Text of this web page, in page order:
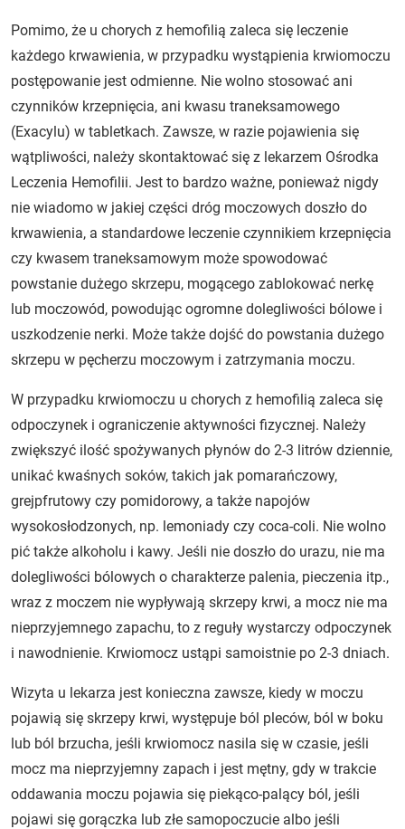
Pomimo, że u chorych z hemofilią zaleca się leczenie
każdego krwawienia, w przypadku wystąpienia krwiomoczu
postępowanie jest odmienne. Nie wolno stosować ani
czynników krzepnięcia, ani kwasu traneksamowego
(Exacylu) w tabletkach. Zawsze, w razie pojawienia się
wątpliwości, należy skontaktować się z lekarzem Ośrodka
Leczenia Hemofilii. Jest to bardzo ważne, ponieważ nigdy
nie wiadomo w jakiej części dróg moczowych doszło do
krwawienia, a standardowe leczenie czynnikiem krzepnięcia
czy kwasem traneksamowym może spowodować
powstanie dużego skrzepu, mogącego zablokować nerkę
lub moczowód, powodując ogromne dolegliwości bólowe i
uszkodzenie nerki. Może także dojść do powstania dużego
skrzepu w pęcherzu moczowym i zatrzymania moczu.
W przypadku krwiomoczu u chorych z hemofilią zaleca się
odpoczynek i ograniczenie aktywności fizycznej. Należy
zwiększyć ilość spożywanych płynów do 2-3 litrów dziennie,
unikać kwaśnych soków, takich jak pomarańczowy,
grejpfrutowy czy pomidorowy, a także napojów
wysokosłodzonych, np. lemoniady czy coca-coli. Nie wolno
pić także alkoholu i kawy. Jeśli nie doszło do urazu, nie ma
dolegliwości bólowych o charakterze palenia, pieczenia itp.,
wraz z moczem nie wypływają skrzepy krwi, a mocz nie ma
nieprzyjemnego zapachu, to z reguły wystarczy odpoczynek
i nawodnienie. Krwiomocz ustąpi samoistnie po 2-3 dniach.
Wizyta u lekarza jest konieczna zawsze, kiedy w moczu
pojawią się skrzepy krwi, występuje ból pleców, ból w boku
lub ból brzucha, jeśli krwiomocz nasila się w czasie, jeśli
mocz ma nieprzyjemny zapach i jest mętny, gdy w trakcie
oddawania moczu pojawia się piekąco-palący ból, jeśli
pojawi się gorączka lub złe samopoczucie albo jeśli